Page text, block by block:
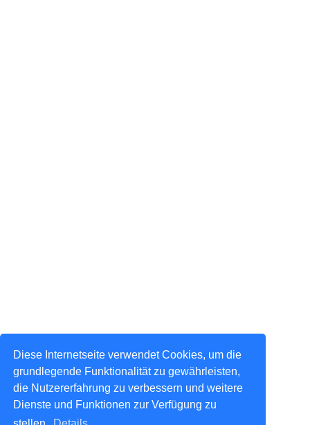
Diese Internetseite verwendet Cookies, um die
grundlegende Funktionalität zu gewährleisten,
die Nutzererfahrung zu verbessern und weitere
Dienste und Funktionen zur Verfügung zu